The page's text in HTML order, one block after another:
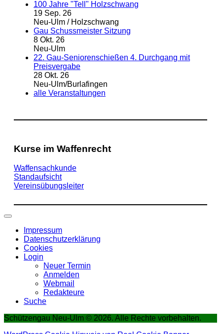
100 Jahre "Tell" Holzschwang
19 Sep. 26
Neu-Ulm / Holzschwang
Gau Schussmeister Sitzung
8 Okt. 26
Neu-Ulm
22. Gau-Seniorenschießen 4. Durchgang mit
Preisvergabe
28 Okt. 26
Neu-Ulm/Burlafingen
alle Veranstaltungen
Kurse im Waffenrecht
Waffensachkunde
Standaufsicht
Vereinsübungsleiter
Impressum
Datenschutzerklärung
Cookies
Login
Neuer Termin
Anmelden
Webmail
Redakteure
Suche
Schützengau Neu-Ulm © 2026. Alle Rechte vorbehalten.